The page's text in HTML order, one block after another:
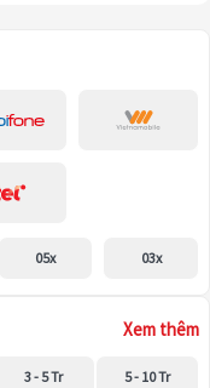
05x 03x
Xem thêm
3 - 5 Tr 5 - 10 Tr